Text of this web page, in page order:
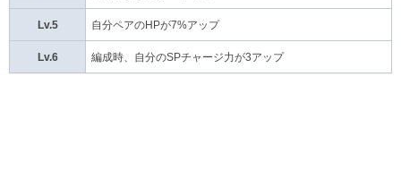
Lv.5 自分ペアのHPが7%アップ
Lv.6 編成時、自分のSPチャージ力が3アップ